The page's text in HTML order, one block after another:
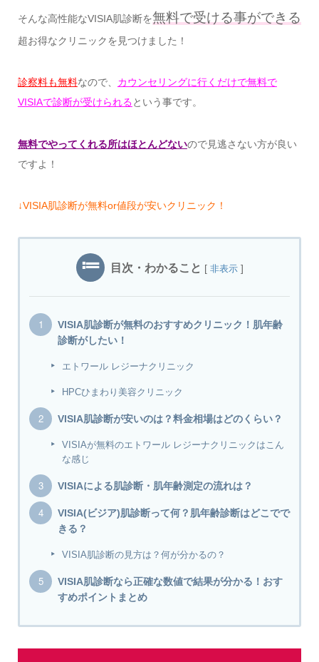
そんな高性能なVISIA肌診断を無料で受ける事ができる
超お得なクリニックを見つけました！
診察料も無料なので、 カウンセリングに行くだけで無料で
VISIAで診断が受けられるという事です。
無料でやってくれる所はほとんどないので見逃さない方が良い
ですよ！
↓VISIA肌診断が無料or値段が安いクリニック！
目次・わかること [ 非表示 ]
VISIA肌診断が無料のおすすめクリニック！肌年齢
診断がしたい！
エトワール レジーナクリニック
HPCひまわり美容クリニック
VISIA肌診断が安いのは？料金相場はどのくらい？
VISIAが無料のエトワール レジーナクリニックはこん
な感じ
VISIAによる肌診断・肌年齢測定の流れは？
VISIA(ビジア)肌診断って何？肌年齢診断はどこでで
きる？
VISIA肌診断の見方は？何が分かるの？
VISIA肌診断なら正確な数値で結果が分かる！おす
すめポイントまとめ